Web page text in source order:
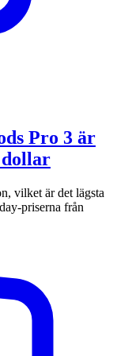
Pro 3 är
vilket är det lägsta
priserna från